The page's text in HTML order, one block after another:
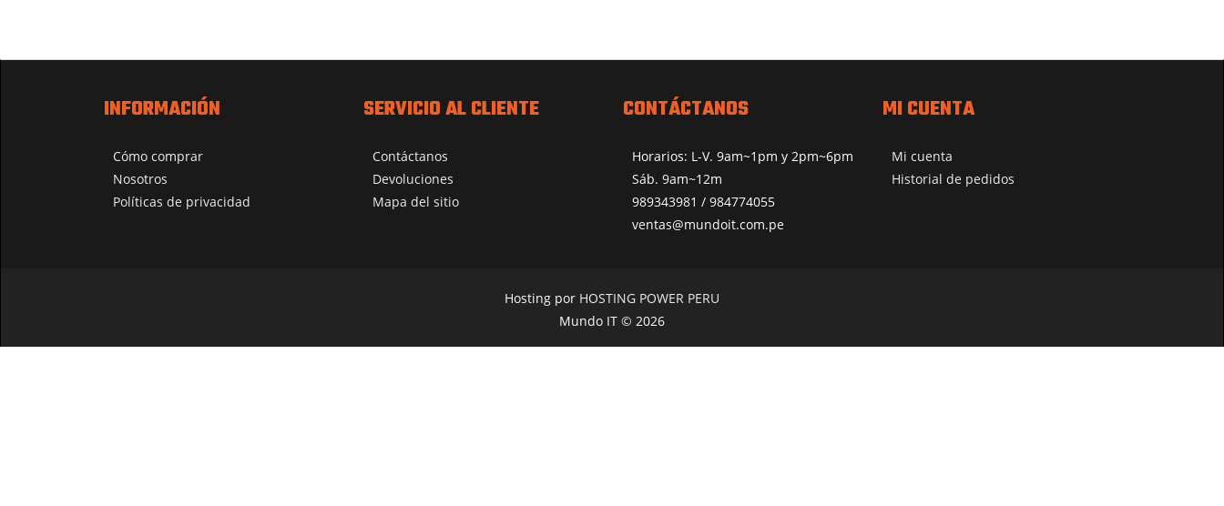
INFORMACIÓN
Cómo comprar
Nosotros
Políticas de privacidad
SERVICIO AL CLIENTE
Contáctanos
Devoluciones
Mapa del sitio
CONTÁCTANOS
Horarios: L-V. 9am~1pm y 2pm~6pm
Sáb. 9am~12m
989343981 / 984774055
ventas@mundoit.com.pe
MI CUENTA
Mi cuenta
Historial de pedidos
Hosting por HOSTING POWER PERU
Mundo IT © 2026